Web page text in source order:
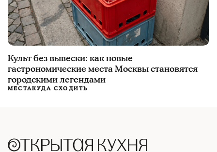
Культ без вывески: как новые
гастрономические места Москвы становятся
городскими легендами
МЕСТАКУДА СХОДИТЬ